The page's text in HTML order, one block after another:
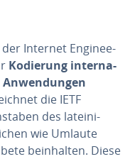
der Internet En­gi­nee­
Kodierung in­ter­na­
die IETF
des la­tei­ni­
wie Umlaute
be­inhal­ten. Diese